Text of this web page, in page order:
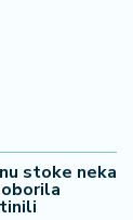
stoke neka